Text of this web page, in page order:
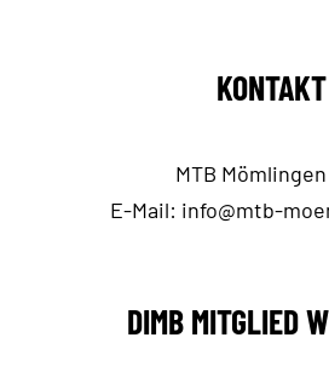
KONTAKT
MTB
E-Mail: info@mtb-
DIMB MITGLIED